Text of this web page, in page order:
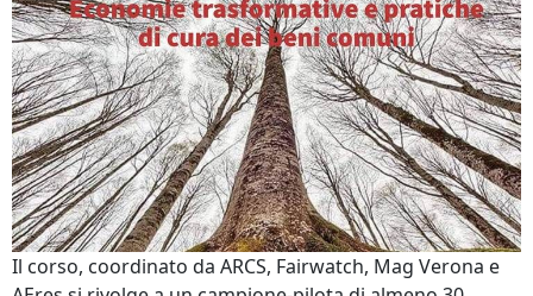
Il corso, coordinato da ARCS, Fairwatch, Mag Verona e